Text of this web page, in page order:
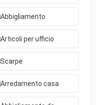
Abbigliamento
Articoli per ufficio
Scarpe
Arredamento casa